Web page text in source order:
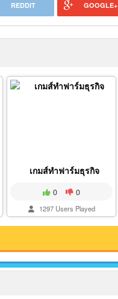
REDDIT GOOGLE+
เกมส์ทำฟาร์มธุรกิจ
0 0
1297 Users Played